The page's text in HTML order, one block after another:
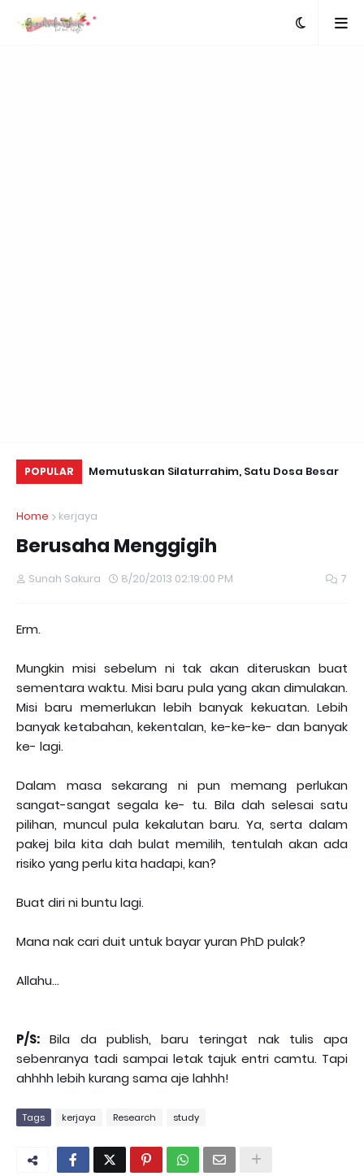
POPULAR
Valentine~ Memutuskan Silaturrahim, Satu Dosa Besar
Home
kerjaya
Berusaha Menggigih
Sunah Sakura 8/20/2013 02:19:00 PM 7
Erm.
Mungkin misi sebelum ni tak akan diteruskan buat
sementara waktu. Misi baru pula yang akan dimulakan.
Misi baru memerlukan lebih banyak kekuatan. Lebih
banyak ketabahan, kekentalan, ke-ke-ke- dan banyak
ke- lagi.
Dalam masa sekarang ni pun memang perlukan
sangat-sangat segala ke- tu. Bila dah selesai satu
pilihan, muncul pula kekalutan baru. Ya, serta dalam
pakej bila kita dah bulat memilih, tentulah akan ada
risiko yang perlu kita hadapi, kan?
Buat diri ni buntu lagi.
Mana nak cari duit untuk bayar yuran PhD pulak?
Allahu...
P/S: Bila da publish, baru teringat nak tulis apa
sebenranya tadi sampai letak tajuk entri camtu. Tapi
ahhhh lebih kurang sama aje lahhh!
Tags kerjaya Research study